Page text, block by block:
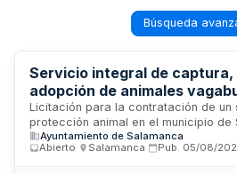
Búsqueda
Servicio integral de
adopción de animales
abandonados en Salamanca
Licitación para la contratación de un
protección animal en el municipio de
incluye la captura y recogida de
abandonados, la gestión y
Ayuntamiento de Salamanca
Abierto
Salamanca Pub. 05/08/